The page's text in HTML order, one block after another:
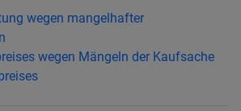
wegen mangelhafter
wegen Mängeln der Kaufsache